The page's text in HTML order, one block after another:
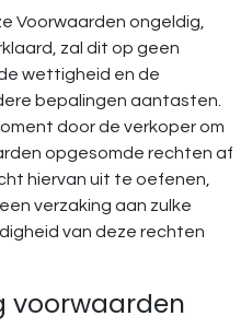
Voorwaarden ongeldig,
zal dit op geen
wettigheid en de
bepalingen aantasten.
door de verkoper om
opgesomde rechten af
hiervan uit te oefenen,
verzaking aan zulke
van deze rechten
voorwaarden